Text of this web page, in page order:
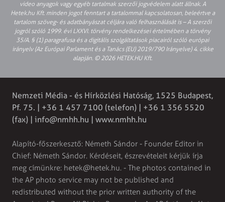
video anyagok vagy egyéb tartalmak szerzői jogvédelem alatt állnak. A
Hetek.hu Kft. minden jogot fenntart a tartalommal kapcsolatosan, beleértve a
tartalom szöveg- és adatbányászat céljára való felhasználását is – A szerzői
jogról szóló 1999. évi LXXVI. törvény rendelkezései értelmében a törvény
35/A. § (1) paragrafusa és a digitális szolgáltatások piacairól szóló európai
irányelv (Az Európai Parlament és a Tanács (EU) 2019/790 Irányelve) 4. cikke
alapján. © 2026 HETEK.HU Kft.
Nemzeti Média - és Hírközlési Hatóság, 1525 Budapest,
Pf. 75. | +36 1 457 7100 (telefon) | +36 1 356 5520
(fax) | info@nmhh.hu | www.nmhh.hu
Alapító-főszerkesztő: Németh Sándor - Founder Editor in
Chief: Németh Sándor. Kérdéseit, észrevételeit kérjük írja
meg címünkre: hetek@hetek.hu. - The photos contained in
the AP photo service may not be published and
redistributed without the prior written authority of the